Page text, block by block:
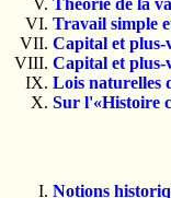
Théorie de la
Travail simple
Capital et plus-
Capital et plus-
Lois naturelles
Sur l'«Histoire
Notions